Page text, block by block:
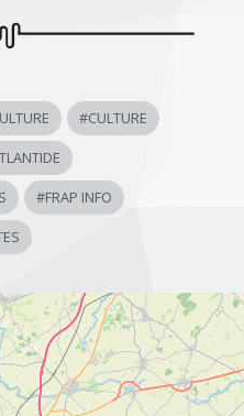
#CULTURE
#FRAP INFO